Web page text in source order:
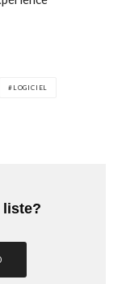
LOGICIEL
liste?